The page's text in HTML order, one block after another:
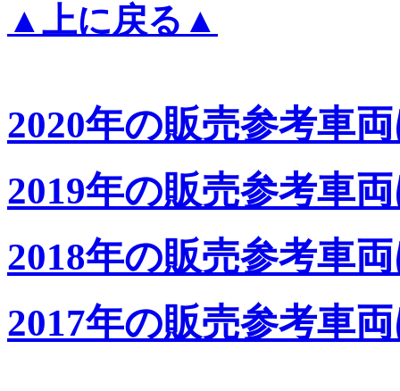
▲上に戻る▲
2020年の販売参考車
2019年の販売参考車
2018年の販売参考車
2017年の販売参考車